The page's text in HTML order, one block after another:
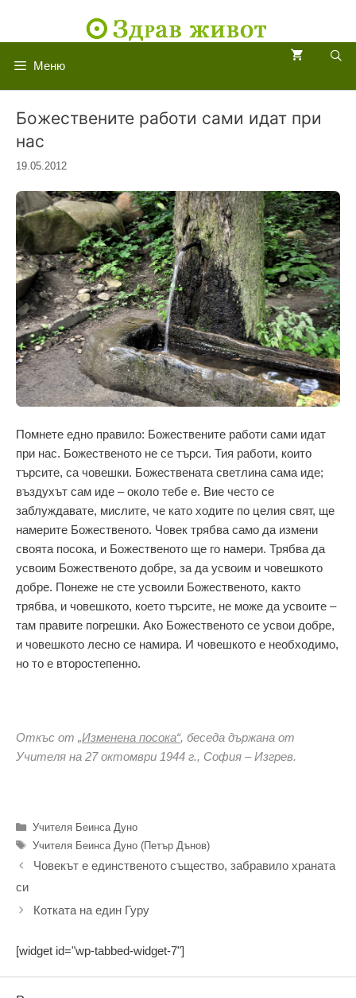
Меню
Божествените работи сами идат при
нас
19.05.2012
Помнете едно правило: Божествените работи сами идат
при нас. Божественото не се търси. Тия работи, които
търсите, са човешки. Божествената светлина сама иде;
въздухът сам иде – около тебе е. Вие често се
заблуждавате, мислите, че като ходите по целия свят, ще
намерите Божественото. Човек трябва само да измени
своята посока, и Божественото ще го намери. Трябва да
усвоим Божественото добре, за да усвоим и човешкото
добре. Понеже не сте усвоили Божественото, както
трябва, и човешкото, което търсите, не може да усвоите –
там правите погрешки. Ако Божественото се усвои добре,
и човешкото лесно се намира. И човешкото е необходимо,
но то е второстепенно.
Откъс от „Изменена посока“, беседа държана от
Учителя на 27 oктомври 1944 г., София – Изгрев.
Категории
Учителя Беинса Дуно
Етикети
Учителя Беинса Дуно (Петър Дънов)
Човекът е единственото същество, забравило храната
си
Котката на един Гуру
[widget id="wp-tabbed-widget-7"]